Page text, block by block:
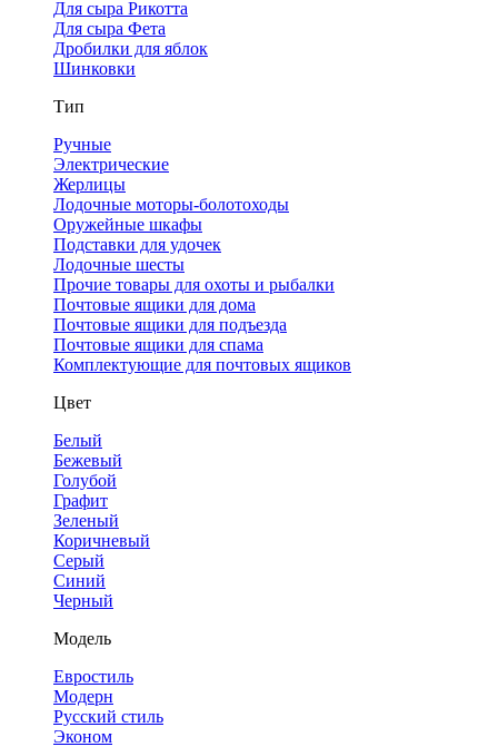
Для сыра Рикотта
Для сыра Фета
Дробилки для яблок
Шинковки
Тип
Ручные
Электрические
Жерлицы
Лодочные моторы-болотоходы
Оружейные шкафы
Подставки для удочек
Лодочные шесты
Прочие товары для охоты и рыбалки
Почтовые ящики для дома
Почтовые ящики для подъезда
Почтовые ящики для спама
Комплектующие для почтовых ящиков
Цвет
Белый
Бежевый
Голубой
Графит
Зеленый
Коричневый
Серый
Синий
Черный
Модель
Евростиль
Модерн
Русский стиль
Эконом